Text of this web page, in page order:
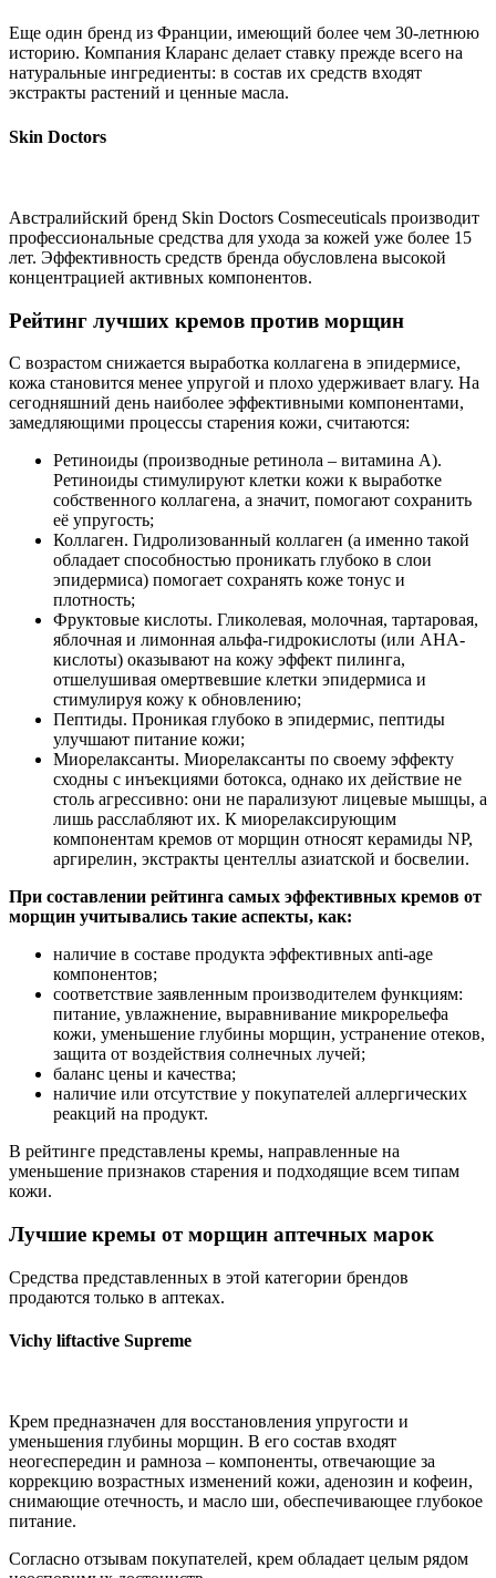
Еще один бренд из Франции, имеющий более чем 30-летнюю
историю. Компания Кларанс делает ставку прежде всего на
натуральные ингредиенты: в состав их средств входят
экстракты растений и ценные масла.
Skin Doctors
Австралийский бренд Skin Doctors Cosmeceuticals производит
профессиональные средства для ухода за кожей уже более 15
лет. Эффективность средств бренда обусловлена высокой
концентрацией активных компонентов.
Рейтинг лучших кремов против морщин
С возрастом снижается выработка коллагена в эпидермисе,
кожа становится менее упругой и плохо удерживает влагу. На
сегодняшний день наиболее эффективными компонентами,
замедляющими процессы старения кожи, считаются:
Ретиноиды (производные ретинола – витамина А).
Ретиноиды стимулируют клетки кожи к выработке
собственного коллагена, а значит, помогают сохранить
её упругость;
Коллаген. Гидролизованный коллаген (а именно такой
обладает способностью проникать глубоко в слои
эпидермиса) помогает сохранять коже тонус и
плотность;
Фруктовые кислоты. Гликолевая, молочная, тартаровая,
яблочная и лимонная альфа-гидрокислоты (или АНА-
кислоты) оказывают на кожу эффект пилинга,
отшелушивая омертвевшие клетки эпидермиса и
стимулируя кожу к обновлению;
Пептиды. Проникая глубоко в эпидермис, пептиды
улучшают питание кожи;
Миорелаксанты. Миорелаксанты по своему эффекту
сходны с инъекциями ботокса, однако их действие не
столь агрессивно: они не парализуют лицевые мышцы, а
лишь расслабляют их. К миорелаксирующим
компонентам кремов от морщин относят керамиды NP,
аргирелин, экстракты центеллы азиатской и босвелии.
При составлении рейтинга самых эффективных кремов от
морщин учитывались такие аспекты, как:
наличие в составе продукта эффективных anti-age
компонентов;
соответствие заявленным производителем функциям:
питание, увлажнение, выравнивание микрорельефа
кожи, уменьшение глубины морщин, устранение отеков,
защита от воздействия солнечных лучей;
баланс цены и качества;
наличие или отсутствие у покупателей аллергических
реакций на продукт.
В рейтинге представлены кремы, направленные на
уменьшение признаков старения и подходящие всем типам
кожи.
Лучшие кремы от морщин аптечных марок
Средства представленных в этой категории брендов
продаются только в аптеках.
Vichy liftactive Supreme
Крем предназначен для восстановления упругости и
уменьшения глубины морщин. В его состав входят
неогеспередин и рамноза – компоненты, отвечающие за
коррекцию возрастных изменений кожи, аденозин и кофеин,
снимающие отечность, и масло ши, обеспечивающее глубокое
питание.
Согласно отзывам покупателей, крем обладает целым рядом